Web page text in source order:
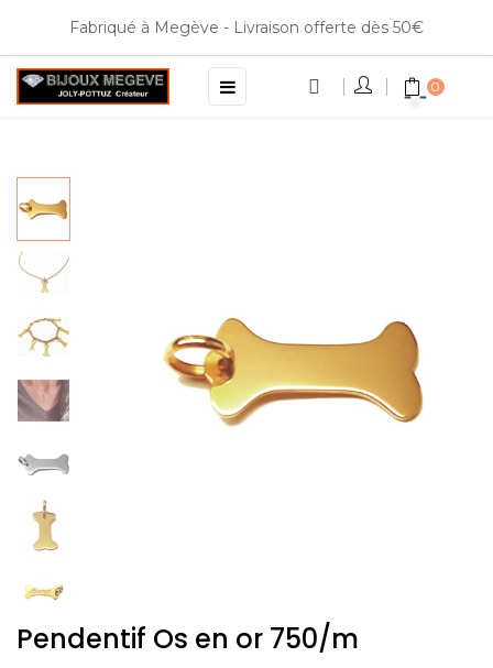
Fabriqué à Megève - Livraison offerte dès 50€
Basculer
la
☰ 0
Pendentif Os en or 750/m